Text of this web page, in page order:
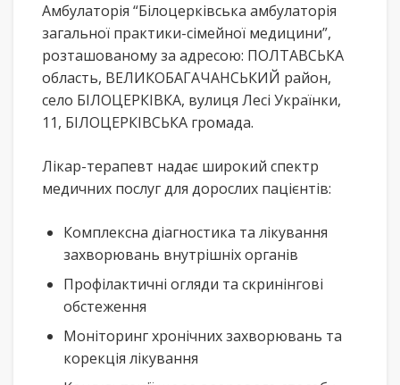
Амбулаторія “Білоцерківська амбулаторія
загальної практики-сімейної медицини”,
розташованому за адресою: ПОЛТАВСЬКА
область, ВЕЛИКОБАГАЧАНСЬКИЙ район,
село БІЛОЦЕРКІВКА, вулиця Лесі Українки,
11, БІЛОЦЕРКІВСЬКА громада.
Лікар-терапевт надає широкий спектр
медичних послуг для дорослих пацієнтів:
Комплексна діагностика та лікування
захворювань внутрішніх органів
Профілактичні огляди та скринінгові
обстеження
Моніторинг хронічних захворювань та
корекція лікування